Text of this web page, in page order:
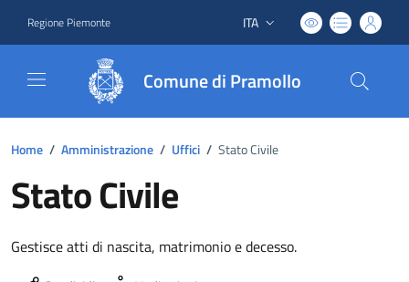
Regione Piemonte Lingua attiva:
ITA
Comune di Pramollo
Home / Amministrazione / Uffici / Stato Civile
Stato Civile
Gestisce atti di nascita, matrimonio e decesso.